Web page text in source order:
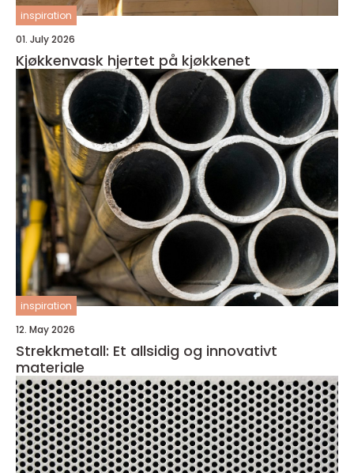
inspiration
01. July 2026
Kjøkkenvask hjertet på kjøkkenet
inspiration
12. May 2026
Strekkmetall: Et allsidig og innovativt
materiale